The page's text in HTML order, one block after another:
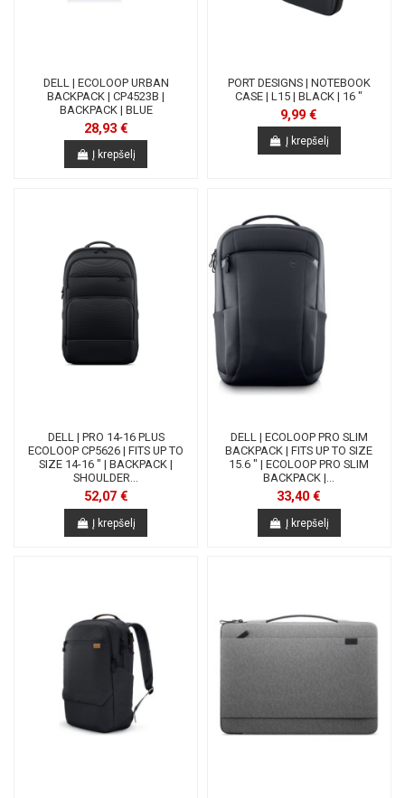
DELL | ECOLOOP URBAN
BACKPACK | CP4523B |
BACKPACK | BLUE
28,93 €
Į krepšelį
PORT DESIGNS | NOTEBOOK
CASE | L15 | BLACK | 16 "
9,99 €
Į krepšelį
DELL | PRO 14-16 PLUS
ECOLOOP CP5626 | FITS UP TO
SIZE 14-16 " | BACKPACK |
SHOULDER...
52,07 €
Į krepšelį
DELL | ECOLOOP PRO SLIM
BACKPACK | FITS UP TO SIZE
15.6 " | ECOLOOP PRO SLIM
BACKPACK |...
33,40 €
Į krepšelį